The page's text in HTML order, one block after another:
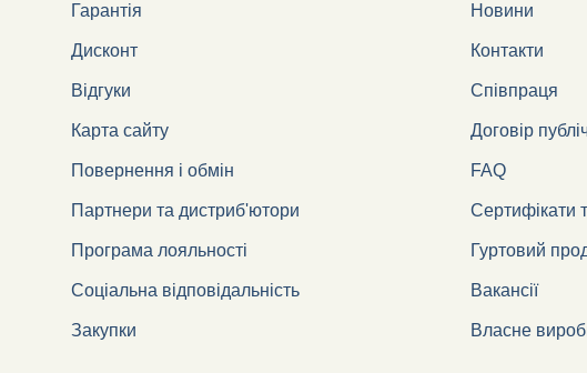
Гарантія Новини
Дисконт Контакти
Відгуки Співпраця
Карта сайту Договір
Повернення і обмін FAQ
Партнери та дистриб'ютори Сертифікати
Програма лояльності Гуртовий
Соціальна відповідальність Вакансії
Закупки Власне